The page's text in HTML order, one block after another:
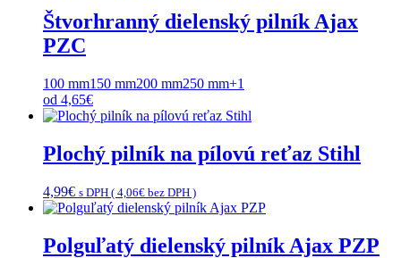
Štvorhranný dielenský pilník Ajax
PZC
100 mm150 mm200 mm250 mm+1
od 4,65€
Plochý pilník na pílovú reťaz Stihl
4,99€ s DPH ( 4,06€ bez DPH )
Polguľatý dielenský pilník Ajax PZP